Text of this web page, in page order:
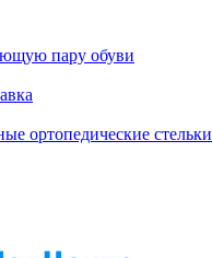
пару обуви
ортопедические стельки